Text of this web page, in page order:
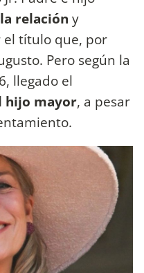
relación y
título que, por
Pero según la
llegado el
hijo mayor, a pesar